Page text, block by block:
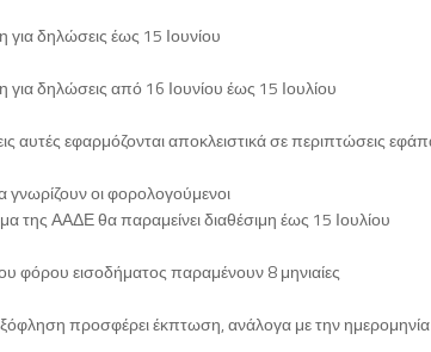
για δηλώσεις έως 15 Ιουνίου
για δηλώσεις από 16 Ιουνίου έως 15 Ιουλίου
αυτές εφαρμόζονται αποκλειστικά σε περιπτώσεις
γνωρίζουν οι φορολογούμενοι
της ΑΑΔΕ θα παραμείνει διαθέσιμη έως 15 Ιουλίου
φόρου εισοδήματος παραμένουν 8 μηνιαίες
προσφέρει έκπτωση, ανάλογα με την